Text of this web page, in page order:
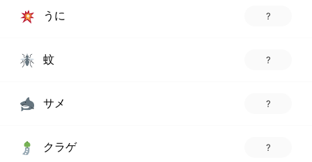
うに ?
蚊 ?
サメ ?
クラゲ ?